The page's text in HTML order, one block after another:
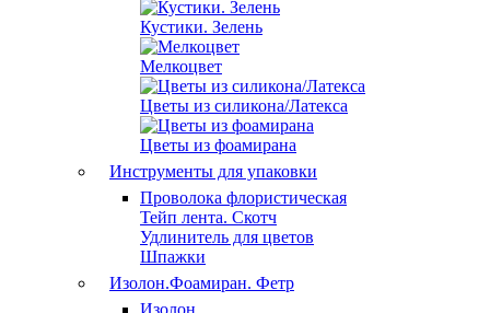
Кустики. Зелень
Мелкоцвет
Цветы из силикона/Латекса
Цветы из фоамирана
Инструменты для упаковки
Проволока флористическая
Тейп лента. Скотч
Удлинитель для цветов
Шпажки
Изолон.Фоамиран. Фетр
Изолон